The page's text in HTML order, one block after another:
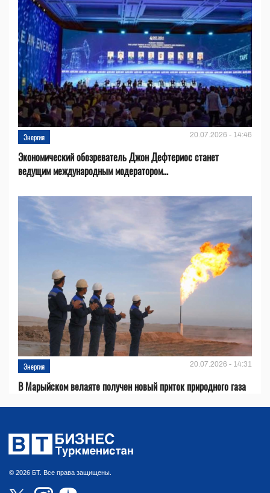
Энергия 20.07.2026 - 14:46
Экономический обозреватель Джон Дефтериос станет
ведущим международным модератором...
Энергия 20.07.2026 - 14:31
В Марыйском велаяте получен новый приток природного газа
© 2026 БТ. Все права защищены.